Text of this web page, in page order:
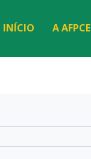
INÍCIO A AFPCE